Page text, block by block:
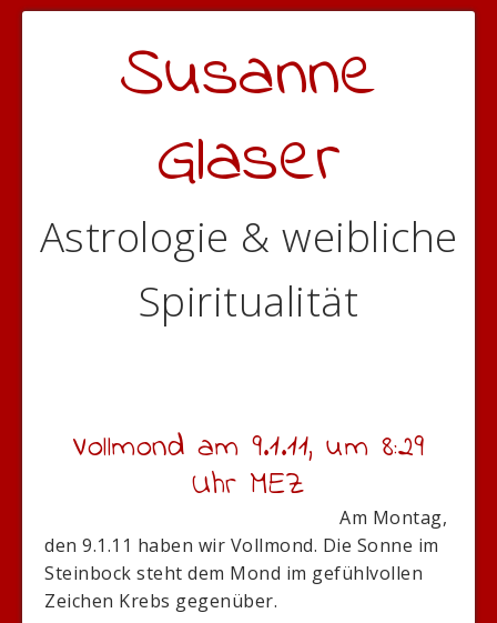
Susanne
Glaser
Astrologie & weibliche
Spiritualität
Vollmond am 9.1.11, um 8:29
Uhr MEZ
Am Montag,
den 9.1.11 haben wir Vollmond. Die Sonne im
Steinbock steht dem Mond im gefühlvollen
Zeichen Krebs gegenüber.